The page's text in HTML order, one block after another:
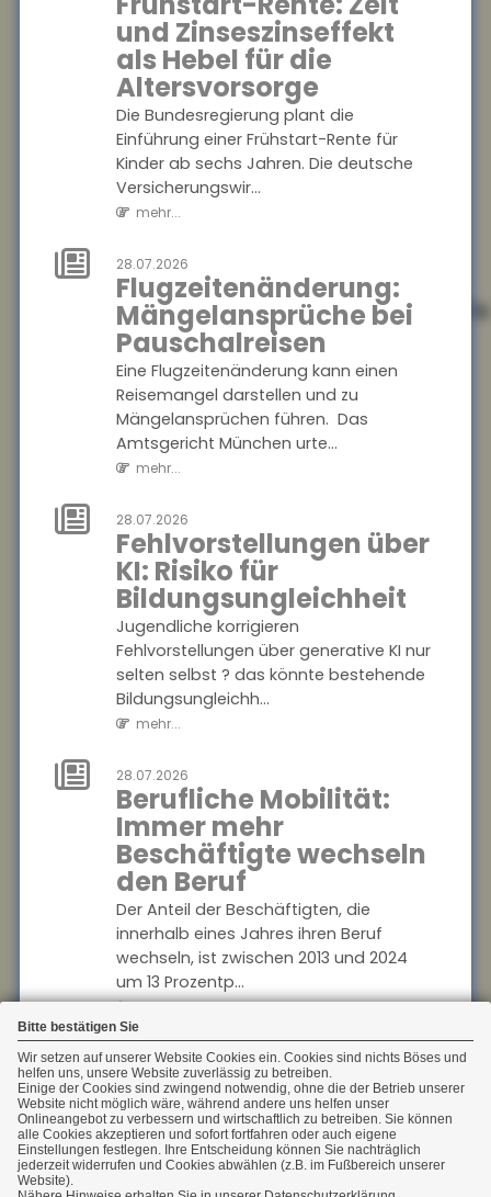
und Zinseszinseffekt
als Hebel für die
Altersvorsorge
Die Bundesregierung plant die
Einführung einer Frühstart-Rente für
Kinder ab sechs Jahren. Die deutsche
Versicherungswir...
mehr...
28.07.2026
Flugzeitenänderung:
Mängelansprüche bei
Pauschalreisen
Eine Flugzeitenänderung kann einen
Reisemangel darstellen und zu
Mängelansprüchen führen. Das
Amtsgericht München urte...
mehr...
28.07.2026
Fehlvorstellungen über
KI: Risiko für
Bildungsungleichheit
Jugendliche korrigieren
Fehlvorstellungen über generative KI nur
selten selbst ? das könnte bestehende
Bildungsungleichh...
mehr...
28.07.2026
Berufliche Mobilität:
Immer mehr
Beschäftigte wechseln
den Beruf
Der Anteil der Beschäftigten, die
innerhalb eines Jahres ihren Beruf
wechseln, ist zwischen 2013 und 2024
um 13 Prozentp...
mehr...
28.07.2026
Geschlechterspezifische
Mobilität: Wie Umzüge
Karrierechancen
beeinflussen
Bitte bestätigen Sie
Wir setzen auf unserer Website Cookies ein. Cookies sind nichts Böses und
helfen uns, unsere Website zuverlässig zu betreiben.
Einige der Cookies sind zwingend notwendig, ohne die der Betrieb unserer
Website nicht möglich wäre, während andere uns helfen unser
Onlineangebot zu verbessern und wirtschaftlich zu betreiben. Sie können
alle Cookies akzeptieren und sofort fortfahren oder auch eigene
Einstellungen festlegen. Ihre Entscheidung können Sie nachträglich
jederzeit widerrufen und Cookies abwählen (z.B. im Fußbereich unserer
Website).
Kommt es zu einem Schaden
am Pkw in der Waschstraße,
gibt es immer wieder Streit
über die Kostenübernahme.
Nach einem a...
mehr...
28.07.2026
EUDI-Wallet:
Digitale Identität
und
auf dem
Smartphone
Die EUDI-Wallet soll ab 2027
schrittweise eingeführt
werden und digitale
Ausweise, Signaturen und
mehr...
28.07.2026
Frühstart-Rente:
Zeit und
Zinseszinseffekt
als Hebel für die
Altersvorsorge
Die Bundesregierung plant
Frühstart-Rente für Kinder ab
sechs Jahren. Die deutsche
Versicherungswir...
mehr...
28.07.2026
Flugzeitenänderung:
Mängelansprüche
bei
Pauschalreisen
Eine Flugzeitenänderung kann
einen Reisemangel darstellen
und zu Mängelansprüchen
führen. Das Amtsgericht
München urte...
mehr...